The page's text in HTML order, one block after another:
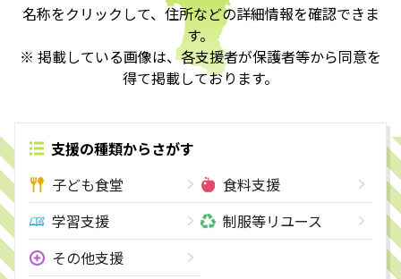
名称をクリックして、住所などの詳細情報を確認できま
す。
※ 掲載している画像は、各支援者が保護者等から同意を
得て掲載しております。
支援の種類からさがす
子ども食堂
食料支援
学習支援
制服等リユース
その他支援